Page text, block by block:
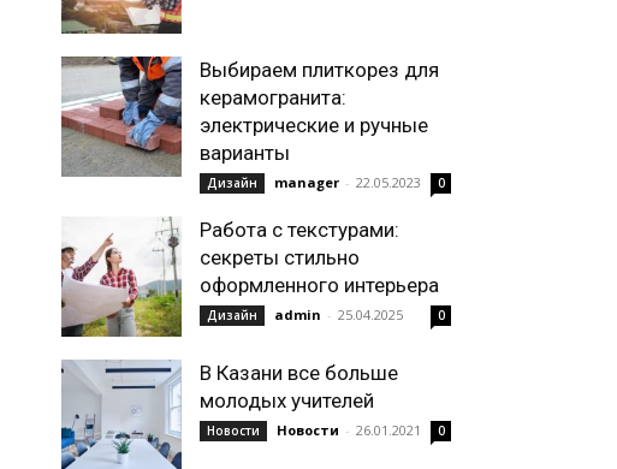
Выбираем плиткорез для
керамогранита:
электрические и ручные
варианты
Дизайн manager - 22.05.2023 0
Работа с текстурами:
секреты стильно
оформленного интерьера
Дизайн admin - 25.04.2025 0
В Казани все больше
молодых учителей
Новости Новости - 26.01.2021 0